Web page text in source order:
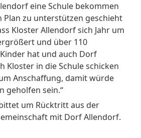
eine Schule bekommen
Plan zu unterstützen geschieht
Kloster Allendorf sich Jahr um
und über 110
hat und auch Dorf
Kloster in die Schule schicken
Anschaffung, damit würde
geholfen sein.“
um Rücktritt aus der
mit Dorf Allendorf.